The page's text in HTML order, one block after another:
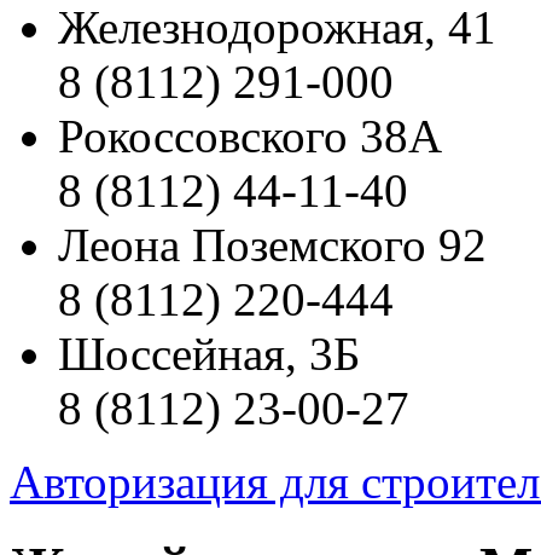
Железнодорожная, 41
8 (8112) 291-000
Рокоссовского 38А
8 (8112) 44-11-40
Леона Поземского 92
8 (8112) 220-444
Шоссейная, 3Б
8 (8112) 23-00-27
Авторизация для